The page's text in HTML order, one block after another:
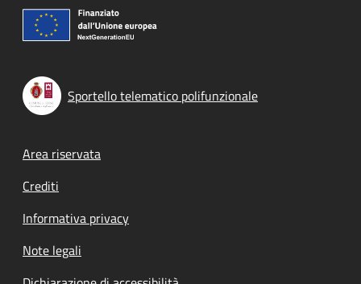
Sportello telematico polifunzionale
Footer menu
Area riservata
Crediti
Informativa privacy
Note legali